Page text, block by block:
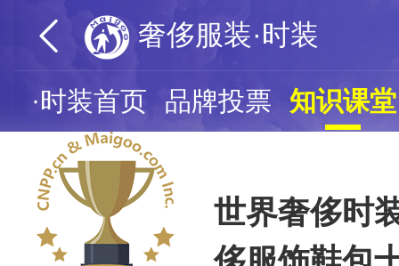
奢侈服装·时装
·时装首页 品牌投票 知识课堂
世界奢侈时